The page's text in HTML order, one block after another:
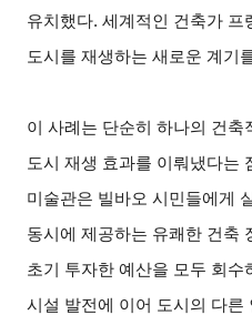
유치했다. 세계적인 건축가 프
도시를 재생하는 새로운 계기
이 사례는 단순히 하나의 건축
도시 재생 효과를 이뤄냈다는
미술관은 빌바오 시민들에게
동시에 제공하는 유쾌한 건축
초기 투자한 예산을 모두 회
시설 발전에 이어 도시의 다른